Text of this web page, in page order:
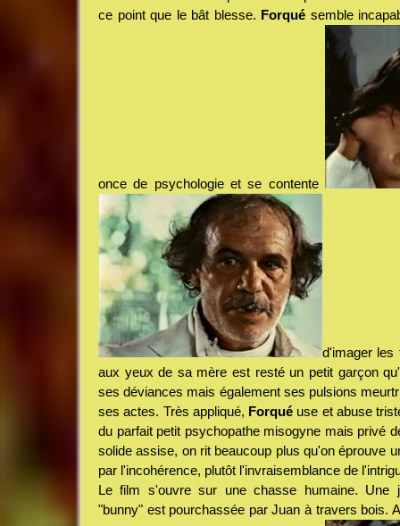
ce point que le bât blesse. Forqué semble
once de psychologie et se contente
d'imager les
aux yeux de sa mère est resté un petit garçon
ses déviances mais également ses pulsions
ses actes. Très appliqué, Forqué use et abuse
du parfait petit psychopathe misogyne mais privé
solide assise, on rit beaucoup plus qu'on éprouve
par l'incohérence, plutôt l'invraisemblance de
Le film s'ouvre sur une chasse humaine. Une
"bunny" est pourchassée par Juan à travers bois.